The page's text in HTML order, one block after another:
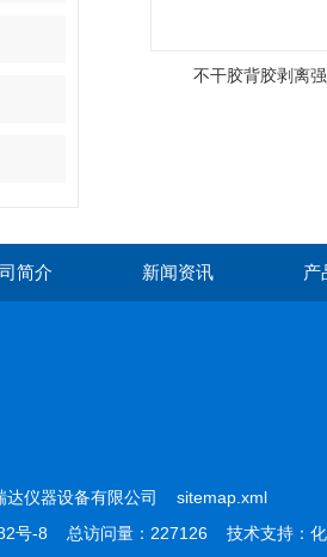
不干胶背胶剥离
简介 新闻资讯 产
达仪器设备有限公司 sitemap.xml
号-8 总访问量：227126 技术支持： 化